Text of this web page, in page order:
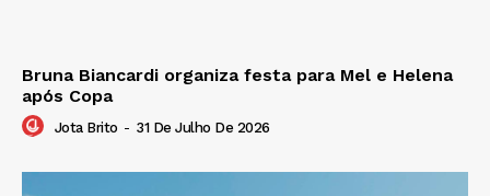
Bruna Biancardi organiza festa para Mel e Helena
após Copa
Jota Brito - 31 De Julho De 2026